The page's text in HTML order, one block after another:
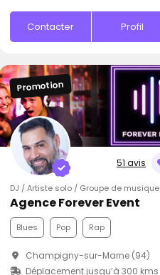
Contacter Profil
51 avis
Promotion
DJ / Artiste solo / Groupe de musique
Agence Forever Event
Blues Pop Rap
Champigny-sur-Marne (94)
Déplacement jusqu’à 300 kms